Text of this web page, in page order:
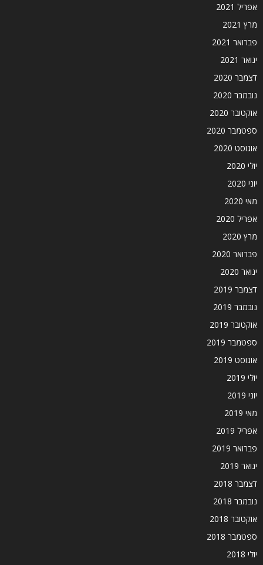
אפריל 2021
מרץ 2021
פברואר 2021
ינואר 2021
דצמבר 2020
נובמבר 2020
אוקטובר 2020
ספטמבר 2020
אוגוסט 2020
יולי 2020
יוני 2020
מאי 2020
אפריל 2020
מרץ 2020
פברואר 2020
ינואר 2020
דצמבר 2019
נובמבר 2019
אוקטובר 2019
ספטמבר 2019
אוגוסט 2019
יולי 2019
יוני 2019
מאי 2019
אפריל 2019
פברואר 2019
ינואר 2019
דצמבר 2018
נובמבר 2018
אוקטובר 2018
ספטמבר 2018
יולי 2018